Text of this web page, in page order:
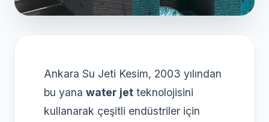
Ankara Su Jeti Kesim, 2003 yılından
bu yana water jet teknolojisini
kullanarak çeşitli endüstriler için